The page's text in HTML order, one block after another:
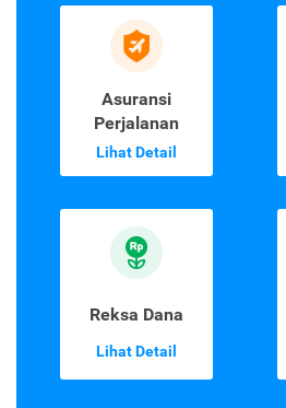
Asuransi
Perjalanan
Lihat Detail
Reksa Dana
Lihat Detail